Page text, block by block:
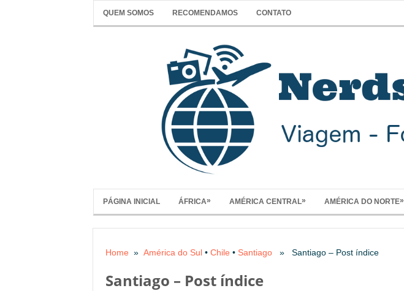
QUEM SOMOS RECOMENDAMOS CONTATO
PÁGINA INICIAL ÁFRICA» AMÉRICA CENTRAL» AMÉRICA DO NORTE»
Home » América do Sul • Chile • Santiago » Santiago – Post índice
Santiago – Post índice